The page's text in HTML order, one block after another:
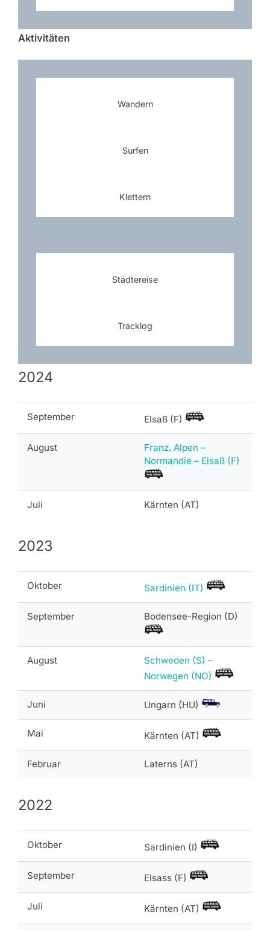
Aktivitäten
Wandern
Surfen
Klettern
Städtereise
Tracklog
2024
September Elsaß (F)
August
Franz. Alpen –
Normandie – Elsaß (F)
Juli Kärnten (AT)
2023
Oktober Sardinien (IT)
September Bodensee-Region (D)
August
Schweden (S) –
Norwegen (NO)
Juni Ungarn (HU)
Mai Kärnten (AT)
Februar Laterns (AT)
2022
Oktober Sardinien (I)
September Elsass (F)
Juli Kärnten (AT)